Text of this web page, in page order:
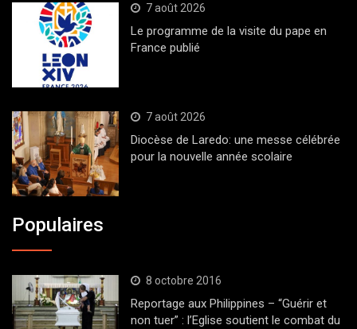
7 août 2026
Le programme de la visite du pape en
France publié
7 août 2026
Diocèse de Laredo: une messe célébrée
pour la nouvelle année scolaire
Populaires
8 octobre 2016
Reportage aux Philippines – “Guérir et
non tuer” : l’Eglise soutient le combat du